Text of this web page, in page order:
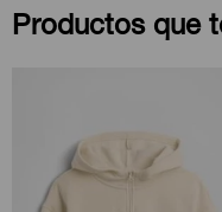
Productos que